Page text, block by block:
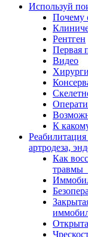
Используй
Почему
Рентген
Первая
Видео
К
Реабилитация
артродеза,
Как
травмы